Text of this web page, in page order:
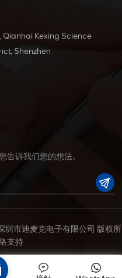
Kexing Science
Shenzhen
告诉我们您的想法。
市迪麦克电子有限公司 版权所
支持